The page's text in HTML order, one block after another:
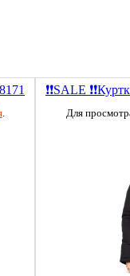
.
❗❗SALE
Для